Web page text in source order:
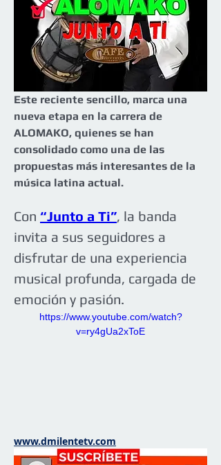
Este reciente sencillo, marca una
nueva etapa en la carrera de
ALOMAKO, quienes se han
consolidado como una de las
propuestas más interesantes de la
música latina actual.
Con “Junto a Ti”, la banda
invita a sus seguidores a
disfrutar de una experiencia
musical profunda, cargada de
emoción y pasión.
https://www.youtube.com/watch?
v=ry4gUa2xToE
www.dmilentetv.com